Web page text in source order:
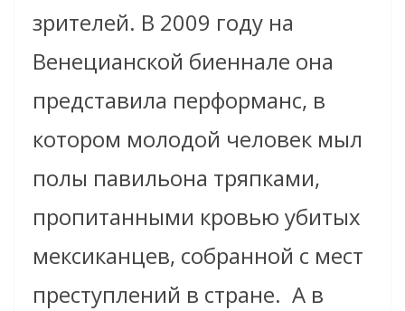
зрителей. В 2009 году на
Венецианской биеннале она
представила перформанс, в
котором молодой человек мыл
полы павильона тряпками,
пропитанными кровью убитых
мексиканцев, собранной с мест
преступлений в стране. А в